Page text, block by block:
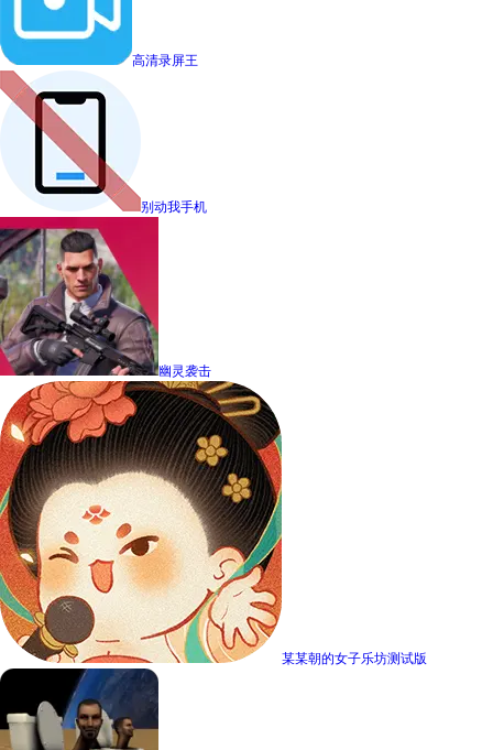
高清录屏王
别动我手机
幽灵袭击
某某朝的女子乐坊测试版